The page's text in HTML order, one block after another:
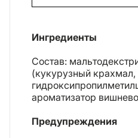
Ингредиенты
Состав:
(кукурузный
ароматизатор
Предупреждения